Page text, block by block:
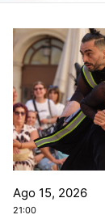
Ago 15, 2026
21:00